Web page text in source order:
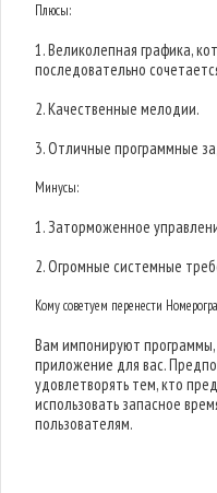
Плюсы:
1. Великолепная графика,
последовательно
2. Качественные мелодии.
3. Отличные программные
Минусы:
1. Заторможенное
2. Огромные системные
Кому советуем перенести
Вам импонируют
приложение для вас.
удовлетворять тем, кто
использовать запасное
пользователям.